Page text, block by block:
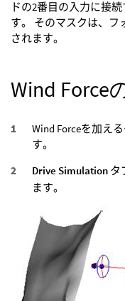
ドの2番目の入力に接
す。 そのマスクは、フ
されます。
Wind Force
Wind Forceを加え
す。
Drive Simulation タ
ます。